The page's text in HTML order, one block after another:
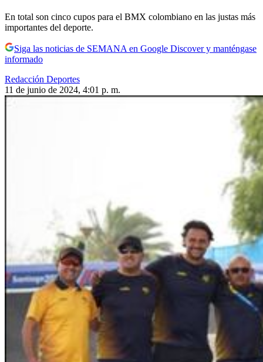
En total son cinco cupos para el BMX colombiano en las justas más
importantes del deporte.
Siga las noticias de SEMANA en Google Discover y manténgase
informado
Redacción Deportes
11 de junio de 2024, 4:01 p. m.